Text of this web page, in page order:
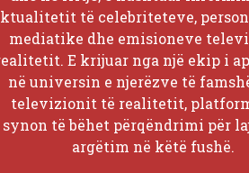
të celebriteteve,
mediatike dhe emisioneve
E krijuar nga një ekip i
në universin e njerëzve të
televizionit të realitetit,
synon të bëhet përqëndrimi për
argëtim në këtë fushë.